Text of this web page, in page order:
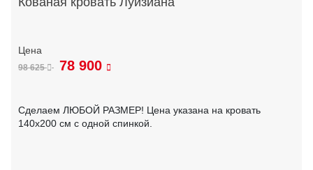
98 625 78 900
Сделаем ЛЮБОЙ РАЗМЕР! Цена указана на кровать
140х200 см с одной спинкой.